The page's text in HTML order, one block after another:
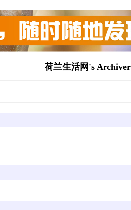
荷兰生活网's Archiver